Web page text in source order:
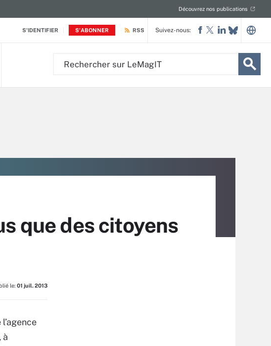
S'IDENTIFIER S'ABONNER
Découvrez nos publications
RSS Suivez-nous:
que des citoyens
le: 01 juil. 2013
l’agence
à